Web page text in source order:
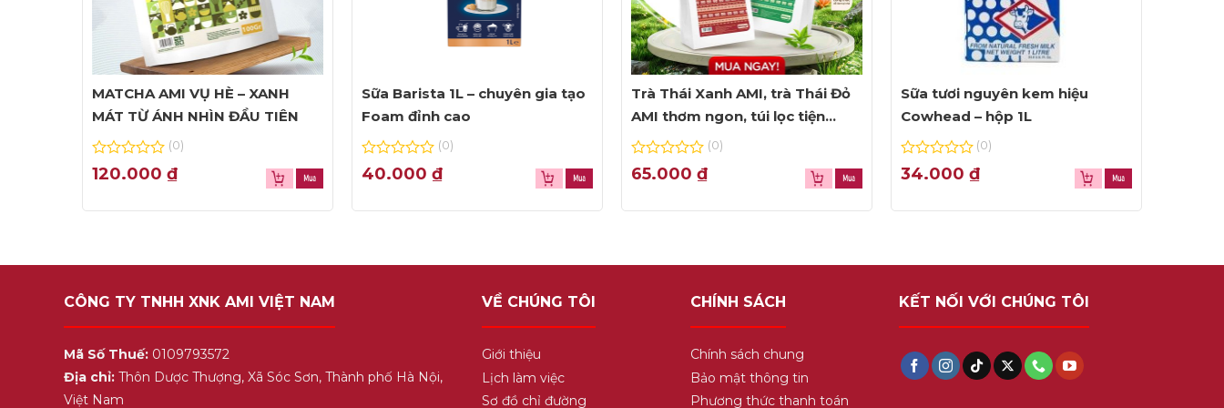
MATCHA AMI VỤ HÈ – XANH
MÁT TỪ ÁNH NHÌN ĐẦU TIÊN
0
out
5
(0)
120.000₫
Sữa Barista 1L – chuyên gia tạo
Foam đỉnh cao
0
out
5
(0)
40.000₫
Trà Thái Xanh AMI, trà Thái Đỏ
AMI thơm ngon, túi lọc tiện
dụng
0
out
5
(0)
65.000 ₫
Sữa tươi nguyên kem hiệu
Cowhead – hộp 1L
0
out
5
(0)
34.000 ₫
CÔNG TY TNHH XNK AMI VIỆT NAM
Mã Số Thuế: 0109793572
Địa chỉ: Thôn Dược Thượng, Xã Sóc Sơn, Thành phố Hà Nội,
Việt Nam
VỀ CHÚNG TÔI
Giới thiệu
Lịch làm việc
Sơ đồ chỉ đường
CHÍNH SÁCH
Chính sách chung
Bảo mật thông tin
Phương thức thanh toán
KẾT NỐI VỚI CHÚNG TÔI